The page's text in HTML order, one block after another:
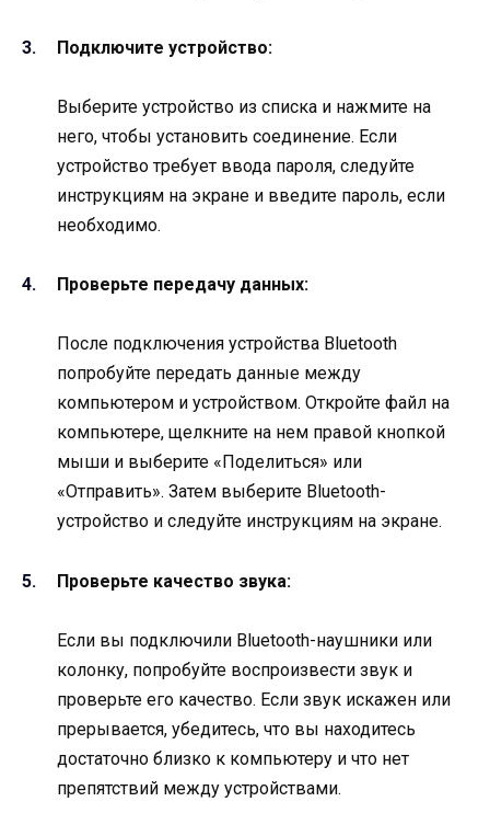
Подключите устройство:
Выберите устройство из списка и нажмите на
него, чтобы установить соединение. Если
устройство требует ввода пароля, следуйте
инструкциям на экране и введите пароль, если
необходимо.
Проверьте передачу данных:
После подключения устройства Bluetooth
попробуйте передать данные между
компьютером и устройством. Откройте файл на
компьютере, щелкните на нем правой кнопкой
мыши и выберите «Поделиться» или
«Отправить». Затем выберите Bluetooth-
устройство и следуйте инструкциям на экране.
Проверьте качество звука:
Если вы подключили Bluetooth-наушники или
колонку, попробуйте воспроизвести звук и
проверьте его качество. Если звук искажен или
прерывается, убедитесь, что вы находитесь
достаточно близко к компьютеру и что нет
препятствий между устройствами.